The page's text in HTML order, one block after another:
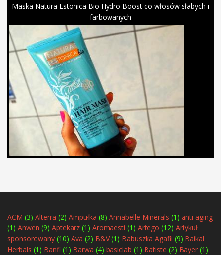
Maska Natura Estonica Bio Hydro Boost do włosów słabych i
farbowanych
ACM (3) Alterra (2) Ampułka (8) Annabelle Minerals (1) anti aging
(1) Anwen (9) Aptekarz (1) Aromaesti (1) Artego (12) Artykuł
sponsorowany (10) Ava (2) B&V(1) Babuszka Agafii (9) Baikal
Herbals (1) Banfi (1) Barwa (4) basiclab (1) Batiste (2) Bayer (1)